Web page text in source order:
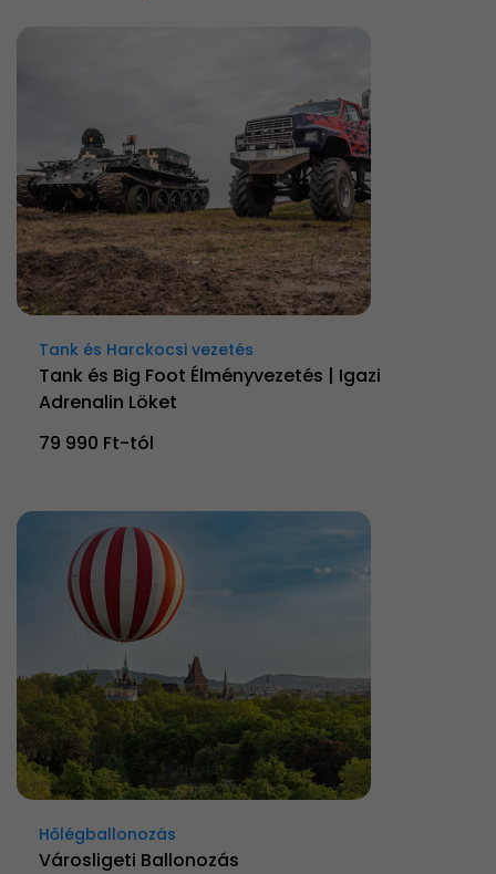
Tank és Harckocsi vezetés
Tank és Big Foot Élményvezetés | Igazi
Adrenalin Löket
79 990 Ft-tól
Hőlégballonozás
Városligeti Ballonozás